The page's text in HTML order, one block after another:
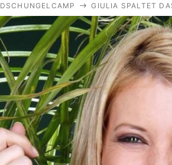
Royals
Stars
Filme & Serien
Lifestyle
Familie & Liebe
Promiflash
DSCHUNGELCAMP GIULIA SPALTET